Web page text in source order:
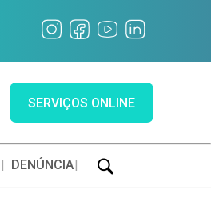
SERVIÇOS ONLINE
DENÚNCIA